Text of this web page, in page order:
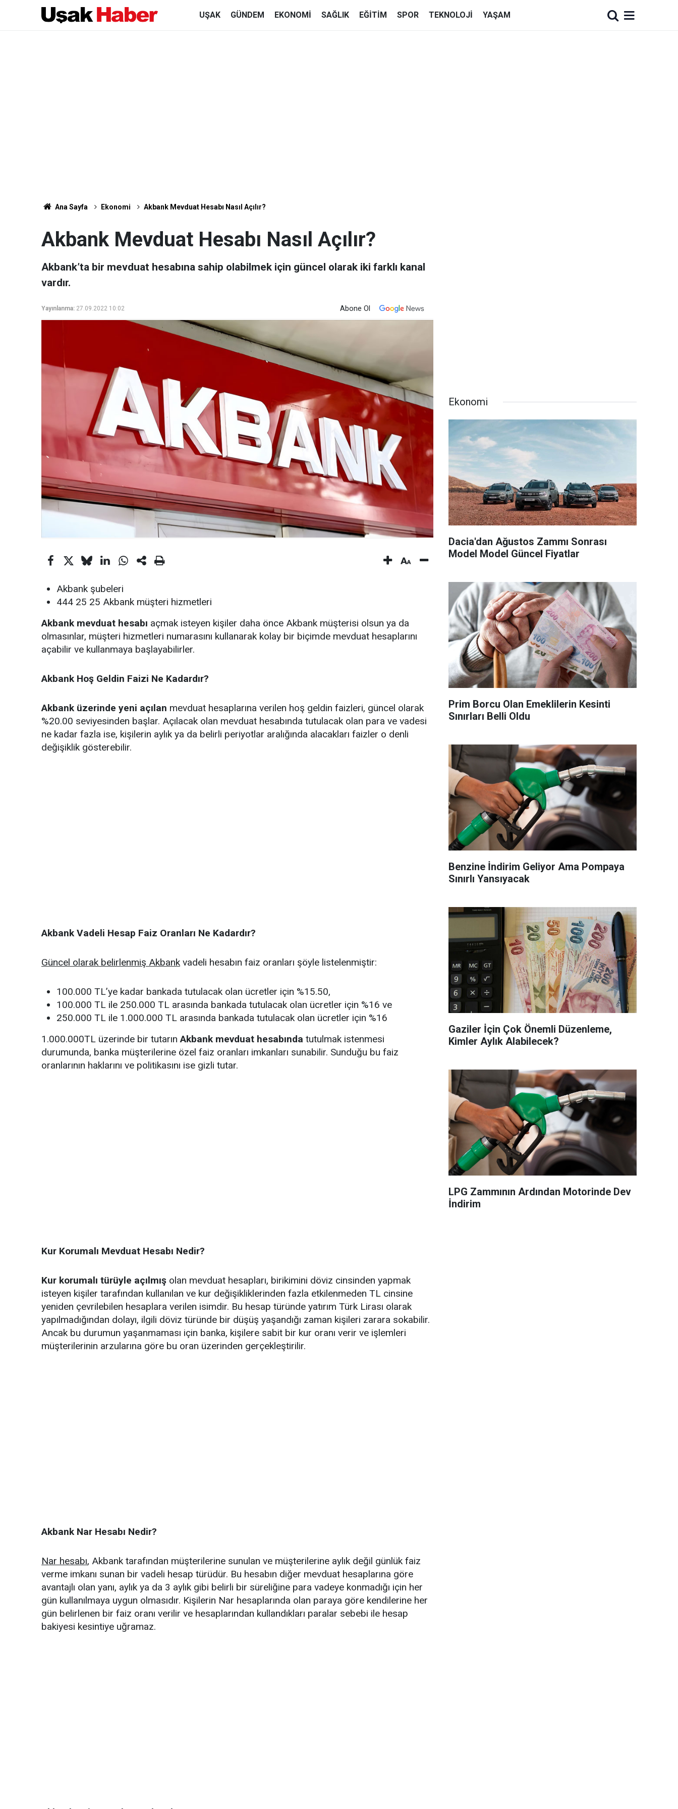
UŞAK GÜNDEM EKONOMI SAĞLIK EĞITIM SPOR TEKNOLOJI YAŞAM
Ana Sayfa Ekonomi Akbank Mevduat Hesabı Nasıl Açılır?
Akbank Mevduat Hesabı Nasıl Açılır?
Akbank’ta bir mevduat hesabına sahip olabilmek için güncel olarak iki farklı kanal
vardır.
Yayınlanma: 27.09.2022 10:02 Abone Ol
Akbank şubeleri
444 25 25 Akbank müşteri hizmetleri
Akbank mevduat hesabı açmak isteyen kişiler daha önce Akbank müşterisi olsun ya da
olmasınlar, müşteri hizmetleri numarasını kullanarak kolay bir biçimde mevduat hesaplarını
açabilir ve kullanmaya başlayabilirler.
Akbank Hoş Geldin Faizi Ne Kadardır?
Akbank üzerinde yeni açılan mevduat hesaplarına verilen hoş geldin faizleri, güncel olarak
%20.00 seviyesinden başlar. Açılacak olan mevduat hesabında tutulacak olan para ve vadesi
ne kadar fazla ise, kişilerin aylık ya da belirli periyotlar aralığında alacakları faizler o denli
değişiklik gösterebilir.
Akbank Vadeli Hesap Faiz Oranları Ne Kadardır?
Güncel olarak belirlenmiş Akbank vadeli hesabın faiz oranları şöyle listelenmiştir:
100.000 TL’ye kadar bankada tutulacak olan ücretler için %15.50,
100.000 TL ile 250.000 TL arasında bankada tutulacak olan ücretler için %16 ve
250.000 TL ile 1.000.000 TL arasında bankada tutulacak olan ücretler için %16
1.000.000TL üzerinde bir tutarınAkbank mevduat hesabında tutulmak istenmesi
durumunda, banka müşterilerine özel faiz oranları imkanları sunabilir. Sunduğu bu faiz
oranlarının haklarını ve politikasını ise gizli tutar.
Kur Korumalı Mevduat Hesabı Nedir?
Kur korumalı türüyle açılmış olan mevduat hesapları, birikimini döviz cinsinden yapmak
isteyen kişiler tarafından kullanılan ve kur değişikliklerinden fazla etkilenmeden TL cinsine
yeniden çevrilebilen hesaplara verilen isimdir. Bu hesap türünde yatırım Türk Lirası olarak
yapılmadığından dolayı, ilgili döviz türünde bir düşüş yaşandığı zaman kişileri zarara sokabilir.
Ancak bu durumun yaşanmaması için banka, kişilere sabit bir kur oranı verir ve işlemleri
müşterilerinin arzularına göre bu oran üzerinden gerçekleştirilir.
Akbank Nar Hesabı Nedir?
Nar hesabı, Akbank tarafından müşterilerine sunulan ve müşterilerine aylık değil günlük faiz
verme imkanı sunan bir vadeli hesap türüdür. Bu hesabın diğer mevduat hesaplarına göre
avantajlı olan yanı, aylık ya da 3 aylık gibi belirli bir süreliğine para vadeye konmadığı için her
gün kullanılmaya uygun olmasıdır. Kişilerin Nar hesaplarında olan paraya göre kendilerine her
gün belirlenen bir faiz oranı verilir ve hesaplarından kullandıkları paralar sebebi ile hesap
bakiyesi kesintiye uğramaz.
Ekonomi
Dacia'dan Ağustos Zammı Sonrası
Model Model Güncel Fiyatlar
Prim Borcu Olan Emeklilerin Kesinti
Sınırları Belli Oldu
Benzine İndirim Geliyor Ama Pompaya
Sınırlı Yansıyacak
Gaziler İçin Çok Önemli Düzenleme,
Kimler Aylık Alabilecek?
LPG Zammının Ardından Motorinde Dev
İndirim